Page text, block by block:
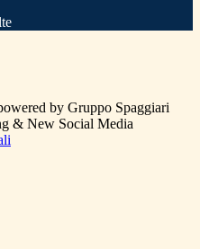
by Gruppo Spaggiari
& New Social Media